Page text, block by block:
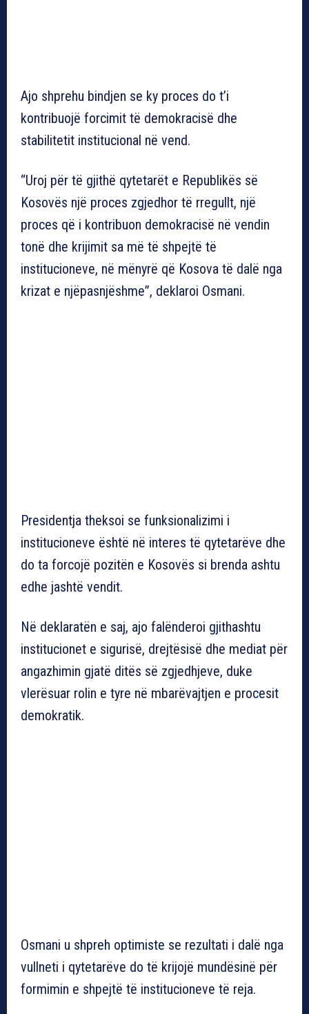
Ajo shprehu bindjen se ky proces do t’i
kontribuojë forcimit të demokracisë dhe
stabilitetit institucional në vend.
“Uroj për të gjithë qytetarët e Republikës së
Kosovës një proces zgjedhor të rregullt, një
proces që i kontribuon demokracisë në vendin
tonë dhe krijimit sa më të shpejtë të
institucioneve, në mënyrë që Kosova të dalë nga
krizat e njëpasnjëshme”, deklaroi Osmani.
Presidentja theksoi se funksionalizimi i
institucioneve është në interes të qytetarëve dhe
do ta forcojë pozitën e Kosovës si brenda ashtu
edhe jashtë vendit.
Në deklaratën e saj, ajo falënderoi gjithashtu
institucionet e sigurisë, drejtësisë dhe mediat për
angazhimin gjatë ditës së zgjedhjeve, duke
vlerësuar rolin e tyre në mbarëvajtjen e procesit
demokratik.
Osmani u shpreh optimiste se rezultati i dalë nga
vullneti i qytetarëve do të krijojë mundësinë për
formimin e shpejtë të institucioneve të reja.